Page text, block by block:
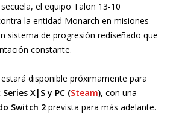
el equipo Talon 13-10
la entidad Monarch en misiones
sistema de progresión rediseñado que
constante.
estará disponible próximamente para
X|S y PC (Steam), con una
Switch 2 prevista para más adelante.